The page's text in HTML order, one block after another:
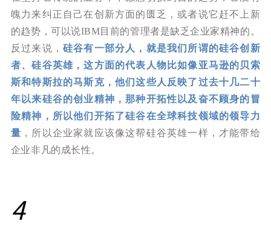
魄力来纠正自己在创新方面的匮乏，或者说它赶不上新
的趋势，可以说IBM目前的管理者是缺乏企业家精神的。
反过来说， 硅谷有一部分人，就是我们所谓的硅谷创新
者、硅谷英雄，这方面的代表人物比如像亚马逊的贝索
斯和特斯拉的马斯克，他们这些人反映了过去十几二十
年以来硅谷的创业精神，那种开拓性以及奋不顾身的冒
险精神，所以他们开拓了硅谷在全球科技领域的领导力
量 ，所以企业家就应该像这帮硅谷英雄一样，才能带给
企业非凡的成长性。
4